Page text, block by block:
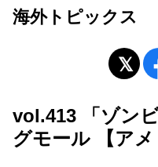
海外トピックス
vol.413 「ゾン
グモール 【アメ